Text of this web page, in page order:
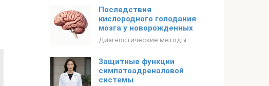
Последствия
кислородного голодания
мозга у новорожденных
Диагностические методы
Защитные функции
симпатоадреналовой
системы